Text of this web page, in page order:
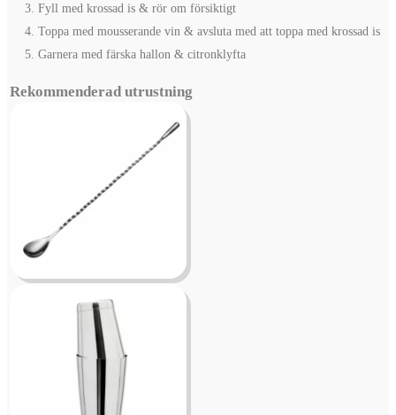
Fyll med krossad is & rör om försiktigt
Toppa med mousserande vin & avsluta med att toppa med krossad is
Garnera med färska hallon & citronklyfta
Rekommenderad utrustning